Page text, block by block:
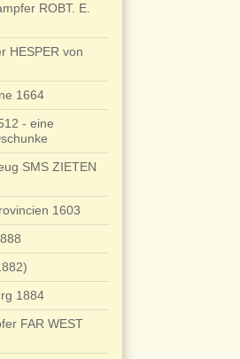
ROBT. E.
HESPER von
1664
- eine
SMS ZIETEN
1603
1884
FAR WEST